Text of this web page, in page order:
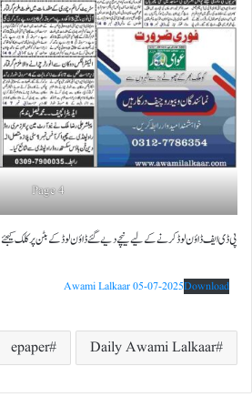
Page 4
پی ڈی ایف ڈاؤن لوڈ کرنے کے لیے نیچے دیے گئے ڈاؤن لوڈ کے بٹن پر کلک کیجئے
Awami Lalkaar 05-07-2025Download
Daily Awami Lalkaar
epaper